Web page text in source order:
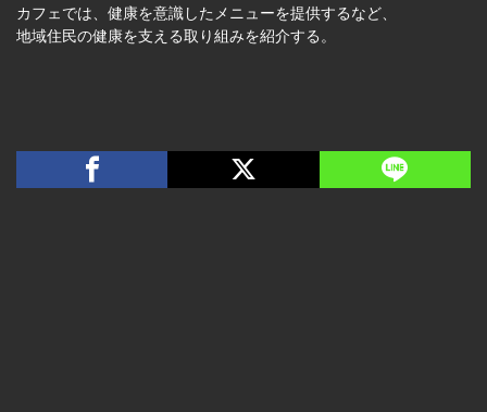
カフェでは、健康を意識したメニューを提供するなど、
地域住民の健康を支える取り組みを紹介する。